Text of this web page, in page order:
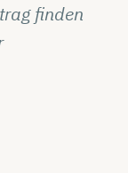
finden